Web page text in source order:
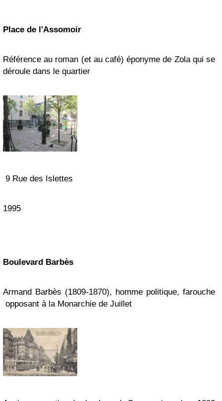
Place de l'Assomoir
Référence au roman (et au café) éponyme de Zola qui se
déroule dans le quartier
9 Rue des Islettes
1995
Boulevard Barbès
Armand Barbès (1809-1870), homme politique, farouche
opposant à la Monarchie de Juillet